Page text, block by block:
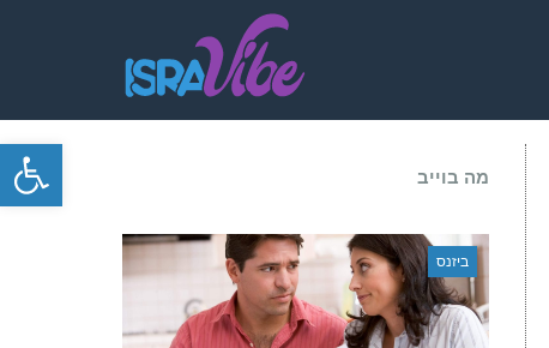
מה בוייב
ביזנס
פתח